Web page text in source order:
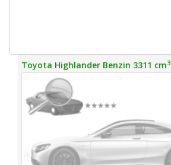
Toyota Highlander Benzin 3311 cm3